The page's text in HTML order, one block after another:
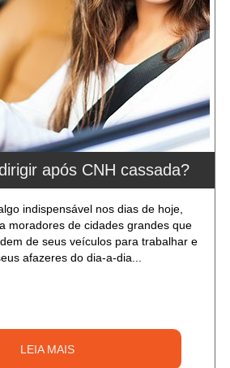
após CNH cassada?
indispensável nos dias de hoje,
moradores de cidades grandes que
de seus veículos para trabalhar e
afazeres do dia-a-dia...
LEIA MAIS